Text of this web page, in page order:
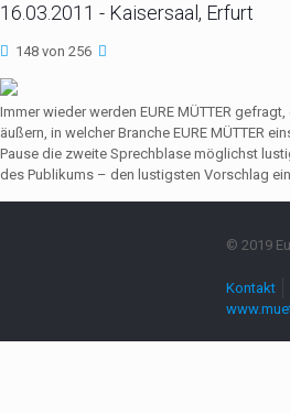
16.03.2011 - Kaisersaal, Erfurt
148 von 256
Immer wieder werden EURE MÜTTER
äußern, in welcher Branche EURE MÜTTER
Pause die zweite Sprechblase möglichst
des Publikums – den lustigsten Vorschlag
© 2019
Kontakt